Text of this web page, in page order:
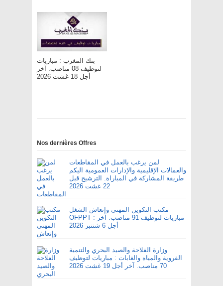
بنك المغرب : مباريات
لتوظيف 08 مناصب. آخر
أجل 18 غشت 2026
Nos dernières Offres
لمن يرغب بالعمل في المقاطعات
والعمالات الإقليمية والإدارات العمومية اليكم
طريقة المشاركة في المباراة. الترشيح قبل
22 غشت 2026
مكتب التكوين المهني وإنعاش الشغل
OFPPT : مباريات لتوظيف 91 مناصب. آخر
أجل 6 شتنبر 2026
وزارة الفلاحة والصيد البحري والتنمية
القروية والمياه والغابات : مباريات لتوظيف
70 مناصب. آخر أجل 19 غشت 2026